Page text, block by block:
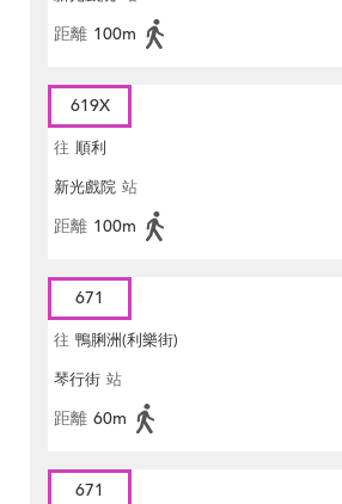
距離 100m
619X
往 順利
新光戲院 站
距離 100m
671
往 鴨脷洲(利樂街)
琴行街 站
距離 60m
671